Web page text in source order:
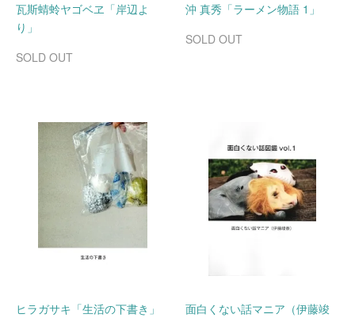
瓦斯蜻蛉ヤゴベヱ「岸辺よ
り」
SOLD OUT
沖 真秀「ラーメン物語 1」
SOLD OUT
ヒラガサキ「生活の下書き」
面白くない話マニア（伊藤竣